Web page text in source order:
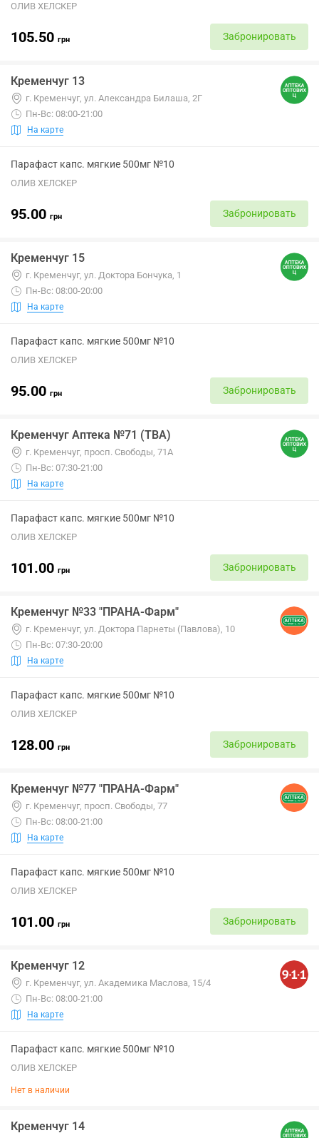
ОЛИВ ХЕЛСКЕР
105.50 грн Забронировать
Кременчуг 13
г. Кременчуг, ул. Александра Билаша, 2Г
Пн-Вс: 08:00-21:00
На карте
Парафаст капс. мягкие 500мг №10
ОЛИВ ХЕЛСКЕР
95.00 грн Забронировать
Кременчуг 15
г. Кременчуг, ул. Доктора Бончука, 1
Пн-Вс: 08:00-20:00
На карте
Парафаст капс. мягкие 500мг №10
ОЛИВ ХЕЛСКЕР
95.00 грн Забронировать
Кременчуг Аптека №71 (ТВА)
г. Кременчуг, просп. Свободы, 71А
Пн-Вс: 07:30-21:00
На карте
Парафаст капс. мягкие 500мг №10
ОЛИВ ХЕЛСКЕР
101.00 грн Забронировать
Кременчуг №33 "ПРАНА-Фарм"
г. Кременчуг, ул. Доктора Парнеты (Павлова), 10
Пн-Вс: 07:30-20:00
На карте
Парафаст капс. мягкие 500мг №10
ОЛИВ ХЕЛСКЕР
128.00 грн Забронировать
Кременчуг №77 "ПРАНА-Фарм"
г. Кременчуг, просп. Свободы, 77
Пн-Вс: 08:00-21:00
На карте
Парафаст капс. мягкие 500мг №10
ОЛИВ ХЕЛСКЕР
101.00 грн Забронировать
Кременчуг 12
г. Кременчуг, ул. Академика Маслова, 15/4
Пн-Вс: 08:00-21:00
На карте
Парафаст капс. мягкие 500мг №10
ОЛИВ ХЕЛСКЕР
Нет в наличии
Кременчуг 14